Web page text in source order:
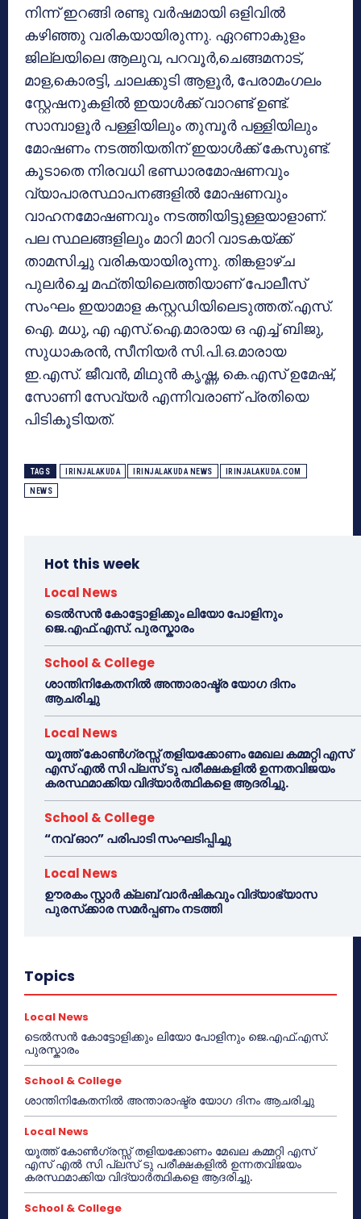
നിന്ന് ഇറങ്ങി രണ്ടു വർഷമായി ഒളിവിൽ
കഴിഞ്ഞു വരികയായിരുന്നു. ഏറണാകുളം
ജില്ലയിലെ ആലുവ, പറവൂർ,ചെങ്ങമനാട്,
മാള,കൊരട്ടി, ചാലക്കുടി ആളൂർ, പേരാമംഗലം
സ്റ്റേഷനുകളിൽ ഇയാൾക്ക് വാറണ്ട് ഉണ്ട്.
സാമ്പാളൂർ പള്ളിയിലും തുമ്പൂർ പള്ളിയിലും
മോഷണം നടത്തിയതിന് ഇയാൾക്ക് കേസുണ്ട്.
കൂടാതെ നിരവധി ഭണ്ഡാരമോഷണവും
വ്യാപാരസ്ഥാപനങ്ങളിൽ മോഷണവും
വാഹനമോഷണവും നടത്തിയിട്ടുള്ളയാളാണ്.
പല സ്ഥലങ്ങളിലും മാറി മാറി വാടകയ്ക്ക്
താമസിച്ചു വരികയായിരുന്നു. തിങ്കളാഴ്ച
പുലർച്ചെ മഫ്തിയിലെത്തിയാണ് പോലീസ്
സംഘം ഇയാമാള കസ്റ്റഡിയിലെടുത്തത്.എസ്.
ഐ. മധു, എ എസ്.ഐ.മാരായ ഒ എച്ച് ബിജു,
സുധാകരൻ, സീനിയർ സി.പി.ഒ.മാരായ
ഇ.എസ്. ജീവൻ, മിഥുൻ കൃഷ്ണ, കെ.എസ് ഉമേഷ്,
സോണി സേവ്യർ എന്നിവരാണ് പ്രതിയെ
പിടികൂടിയത്.
TAGS IRINJALAKUDA IRINJALAKUDA NEWS IRINJALAKUDA.COM
NEWS
Hot this week
Local News
ടെൽസൻ കോട്ടോളിക്കും ലിയോ പോളിനും
ജെ.എഫ്.എസ്. പുരസ്കാരം
School & College
ശാന്തിനികേതനിൽ അന്താരാഷ്ട്ര യോഗ ദിനം
ആചരിച്ചു
Local News
യൂത്ത് കോൺഗ്രസ്സ് തളിയക്കോണം മേഖല കമ്മറ്റി എസ്
എസ് എൽ സി പ്ലസ് ടു പരീക്ഷകളിൽ ഉന്നതവിജയം
കരസ്ഥമാക്കിയ വിദ്യാർത്ഥികളെ ആദരിച്ചു.
School & College
“നവ് ഓറ” പരിപാടി സംഘടിപ്പിച്ചു
Local News
ഊരകം സ്റ്റാർ ക്ലബ് വാർഷികവും വിദ്യാഭ്യാസ
പുരസ്‌ക്കാര സമർപ്പണം നടത്തി
Topics
Local News
ടെൽസൻ കോട്ടോളിക്കും ലിയോ പോളിനും ജെ.എഫ്.എസ്.
പുരസ്കാരം
School & College
ശാന്തിനികേതനിൽ അന്താരാഷ്ട്ര യോഗ ദിനം ആചരിച്ചു
Local News
യൂത്ത് കോൺഗ്രസ്സ് തളിയക്കോണം മേഖല കമ്മറ്റി എസ്
എസ് എൽ സി പ്ലസ് ടു പരീക്ഷകളിൽ ഉന്നതവിജയം
കരസ്ഥമാക്കിയ വിദ്യാർത്ഥികളെ ആദരിച്ചു.
School & College